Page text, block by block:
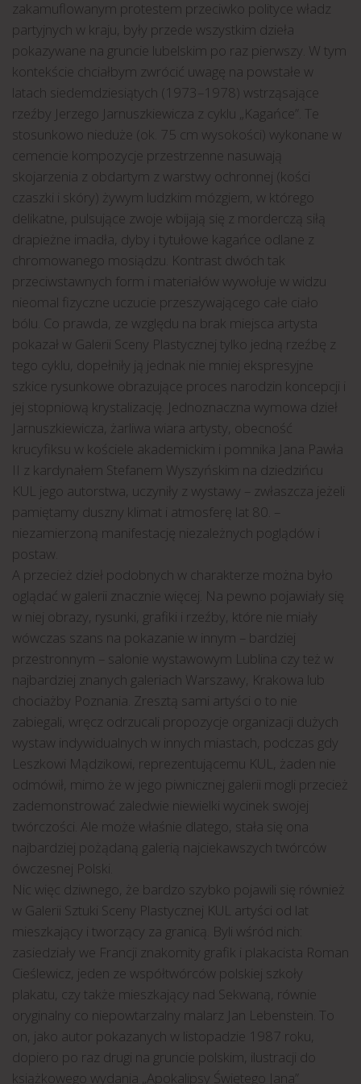
zakamuflowanym protestem przeciwko polityce władz
partyjnych w kraju, były przede wszystkim dzieła
pokazywane na gruncie lubelskim po raz pierwszy. W tym
kontekście chciałbym zwrócić uwagę na powstałe w
latach siedemdziesiątych (1973–1978) wstrząsające
rzeźby Jerzego Jarnuszkiewicza z cyklu „Kagańce”. Te
stosunkowo nieduże (ok. 75 cm wysokości) wykonane w
cemencie kompozycje przestrzenne nasuwają
skojarzenia z obdartym z warstwy ochronnej (kości
czaszki i skóry) żywym ludzkim mózgiem, w którego
delikatne, pulsujące zwoje wbijają się z morderczą siłą
drapieżne imadła, dyby i tytułowe kagańce odlane z
chromowanego mosiądzu. Kontrast dwóch tak
przeciwstawnych form i materiałów wywołuje w widzu
nieomal fizyczne uczucie przeszywającego całe ciało
bólu. Co prawda, ze względu na brak miejsca artysta
pokazał w Galerii Sceny Plastycznej tylko jedną rzeźbę z
tego cyklu, dopełniły ją jednak nie mniej ekspresyjne
szkice rysunkowe obrazujące proces narodzin koncepcji i
jej stopniową krystalizację. Jednoznaczna wymowa dzieł
Jarnuszkiewicza, żarliwa wiara artysty, obecność
krucyfiksu w kościele akademickim i pomnika Jana Pawła
II z kardynałem Stefanem Wyszyńskim na dziedzińcu
KUL jego autorstwa, uczyniły z wystawy – zwłaszcza jeżeli
pamiętamy duszny klimat i atmosferę lat 80. –
niezamierzoną manifestację niezależnych poglądów i
postaw.
A przecież dzieł podobnych w charakterze można było
oglądać w galerii znacznie więcej. Na pewno pojawiały się
w niej obrazy, rysunki, grafiki i rzeźby, które nie miały
wówczas szans na pokazanie w innym – bardziej
przestronnym – salonie wystawowym Lublina czy też w
najbardziej znanych galeriach Warszawy, Krakowa lub
chociażby Poznania. Zresztą sami artyści o to nie
zabiegali, wręcz odrzucali propozycje organizacji dużych
wystaw indywidualnych w innych miastach, podczas gdy
Leszkowi Mądzikowi, reprezentującemu KUL, żaden nie
odmówił, mimo że w jego piwnicznej galerii mogli przecież
zademonstrować zaledwie niewielki wycinek swojej
twórczości. Ale może właśnie dlatego, stała się ona
najbardziej pożądaną galerią najciekawszych twórców
ówczesnej Polski.
Nic więc dziwnego, że bardzo szybko pojawili się również
w Galerii Sztuki Sceny Plastycznej KUL artyści od lat
mieszkający i tworzący za granicą. Byli wśród nich:
zasiedziały we Francji znakomity grafik i plakacista Roman
Cieślewicz, jeden ze współtwórców polskiej szkoły
plakatu, czy także mieszkający nad Sekwaną, równie
oryginalny co niepowtarzalny malarz Jan Lebenstein. To
on, jako autor pokazanych w listopadzie 1987 roku,
dopiero po raz drugi na gruncie polskim, ilustracji do
książkowego wydania „Apokalipsy Świętego Jana”